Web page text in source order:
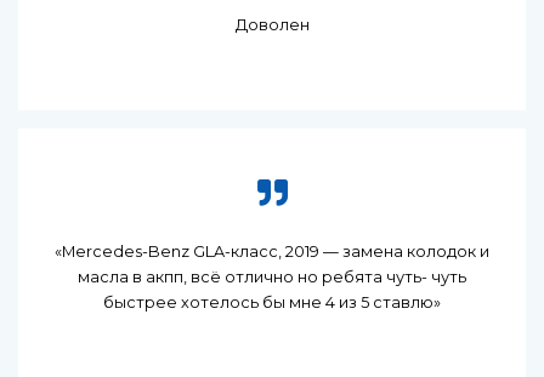
Доволен
«Mercedes-Benz GLA-класс, 2019 — замена колодок и
масла в акпп, всё отлично но ребята чуть- чуть
быстрее хотелось бы мне 4 из 5 ставлю»